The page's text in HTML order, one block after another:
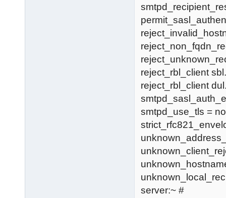
reject_rbl_client
reject_rbl_client
smtpd_use_tls = no
server:~ #